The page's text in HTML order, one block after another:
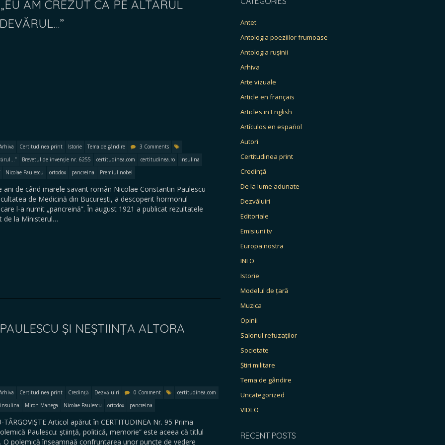
AM CREZUT CĂ PE ALTARUL
Certitudinea print Istorie Tema de gândire
3 Comments
Brevetul de invenție nr. 6255 certitudinea.com certitudinea.ro
insulina
Nicolae Paulescu
ortodox pancreina Premiul nobel
ani de când marele savant român Nicolae Constantin Paulescu
de Medicină din București, a descoperit hormonul
l-a numit „pancreină”. În august 1921 a publicat rezultatele
de la Ministerul…
ȘI NEȘTIINȚA ALTORA
Certitudinea print Credință Dezvăluiri 0 Comment
certitudinea.com
insulina
Miron Manega Nicolae Paulescu ortodox pancreina
Articol apărut în CERTITUDINEA Nr. 95 Prima
Paulescu: știință, politică, memorie” este aceea că titlul
polemică înseamnaă confruntarea unor puncte de vedere
Antet
Antologia poeziilor frumoase
Antologia rușinii
Arhiva
Arte vizuale
Article en français
Articles in English
Artículos en español
Autori
Certitudinea print
Credință
De la lume adunate
Dezvăluiri
Editoriale
Emisiuni tv
Europa nostra
INFO
Istorie
Modelul de țară
Muzica
Opinii
Salonul refuzaților
Societate
Știri militare
Tema de gândire
Uncategorized
VIDEO
RECENT POSTS